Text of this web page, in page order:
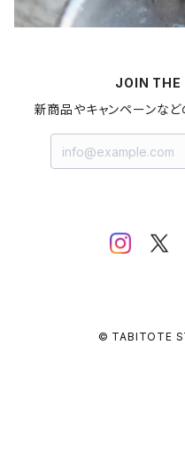
梅干し
パスタ
拭き漆キット
JOIN THE
新商品やキャンペーンなど
© TABITOTE